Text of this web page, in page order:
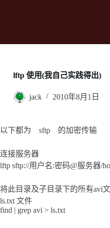
lftp 使用(我自己实践得出)
jack 2010年8月1日
以下都为 sftp 的加密传输
连接服务器
lftp sftp://用户名:密码@服务器/
将此目录及子目录下的所有avi
ls.txt 文件
find | grep avi > ls.txt